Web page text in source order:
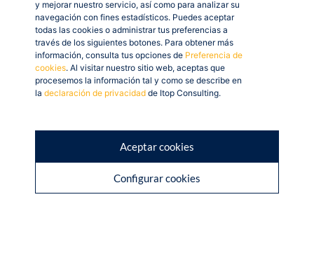
y mejorar nuestro servicio, así como para analizar su
navegación con fines estadísticos. Puedes aceptar
todas las cookies o administrar tus preferencias a
través de los siguientes botones. Para obtener más
información, consulta tus opciones de Preferencia de
cookies. Al visitar nuestro sitio web, aceptas que
procesemos la información tal y como se describe en
la declaración de privacidad de Itop Consulting.
Aceptar cookies
Configurar cookies